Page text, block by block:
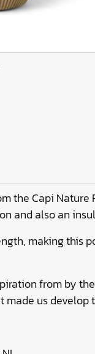
the Capi
and also an
making this
from by
made us